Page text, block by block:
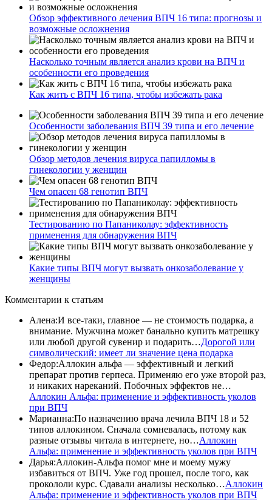
Обзор эффективного лечения ВПЧ 16 типа: прогнозы и
возможные осложнения
Насколько точным является анализ крови на ВПЧ и
особенности его проведения
Как жить с ВПЧ 16 типа, чтобы избежать рака
Особенности заболевания ВПЧ 39 типа и его лечение
Обзор методов лечения вируса папилломы в
гинекологии у женщин
Чем опасен 68 генотип ВПЧ
Тестированию по Папаниколау: эффективность
применения для обнаружения ВПЧ
Какие типы ВПЧ могут вызвать онкозаболевание у
женщины
Комментарии к статьям
Алена:И все-таки, главное — не стоимость подарка, а
внимание. Мужчина может банально купить матрешку
или любой другой сувенир и подарить…Дорогой или
символический: имеет ли значение цена подарка
Федор:Аллокин альфа — эффективный и легкий
препарат против герпеса. Применяю его уже второй раз,
и никаких нареканий. Побочных эффектов не…
Аллокин Альфа: применение и эффективность уколов
при ВПЧ
Марианна:По назначению врача лечила ВПЧ 18 и 52
типов аллокином. Сначала сомневалась, потому как
разные отзывы читала в интернете, но…Аллокин
Альфа: применение и эффективность уколов при ВПЧ
Дарья:Аллокин-Альфа помог мне и моему мужу
избавиться от ВПЧ. Уже год прошел, после того, как
прокололи курс. Сдавали анализы несколько…Аллокин
Альфа: применение и эффективность уколов при ВПЧ